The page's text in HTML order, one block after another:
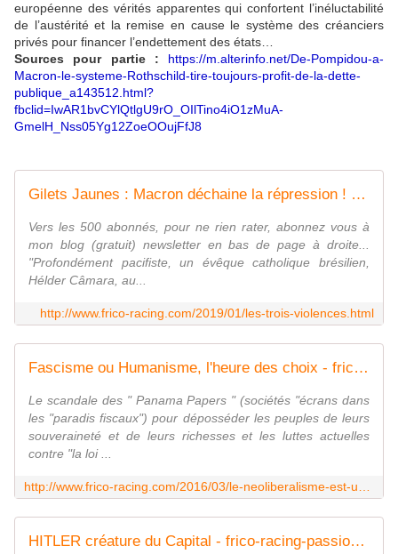
européenne des vérités apparentes qui confortent l’inéluctabilité
de l’austérité et la remise en cause le système des créanciers
privés pour financer l’endettement des états…
Sources pour partie :
https://m.alterinfo.net/De-Pompidou-a-
Macron-le-systeme-Rothschild-tire-toujours-profit-de-la-dette-
publique_a143512.html?
fbclid=IwAR1bvCYlQtlgU9rO_OIlTino4iO1zMuA-
GmelH_Nss05Yg12ZoeOOujFfJ8
Gilets Jaunes : Macron déchaine la répression ! - frico-racing-passion moto
Vers les 500 abonnés, pour ne rien rater, abonnez vous à
mon blog (gratuit) newsletter en bas de page à droite...
"Profondément pacifiste, un évêque catholique brésilien,
Hélder Câmara, au...
http://www.frico-racing.com/2019/01/les-trois-violences.html
Fascisme ou Humanisme, l'heure des choix - frico-racing-passion moto
Le scandale des " Panama Papers " (sociétés "écrans dans
les "paradis fiscaux") pour déposséder les peuples de leurs
souveraineté et de leurs richesses et les luttes actuelles
contre "la loi ...
HITLER créature du Capital - frico-racing-passion moto